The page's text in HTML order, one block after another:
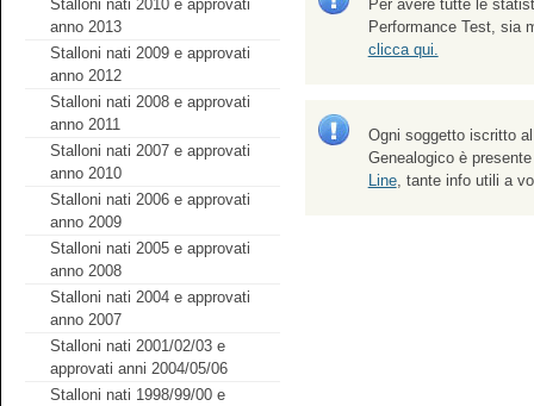
Stalloni nati 2010 e approvati
anno 2013
Stalloni nati 2009 e approvati
anno 2012
Stalloni nati 2008 e approvati
anno 2011
Stalloni nati 2007 e approvati
anno 2010
Stalloni nati 2006 e approvati
anno 2009
Stalloni nati 2005 e approvati
anno 2008
Stalloni nati 2004 e approvati
anno 2007
Stalloni nati 2001/02/03 e
approvati anni 2004/05/06
Stalloni nati 1998/99/00 e
Per avere tutte le
Performance Test, sia
clicca qui.
Ogni soggetto iscritto
Genealogico è
Line, tante info utili a